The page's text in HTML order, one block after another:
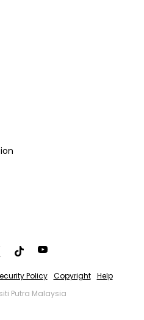
Policy Copyright
Help
Putra Malaysia